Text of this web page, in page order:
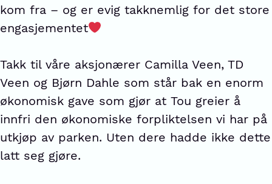
kom fra – og er evig takknemlig for det store
engasjementet
Takk til våre aksjonærer Camilla Veen, TD
Veen og Bjørn Dahle som står bak en enorm
økonomisk gave som gjør at Tou greier å
innfri den økonomiske forpliktelsen vi har på
utkjøp av parken. Uten dere hadde ikke dette
latt seg gjøre.